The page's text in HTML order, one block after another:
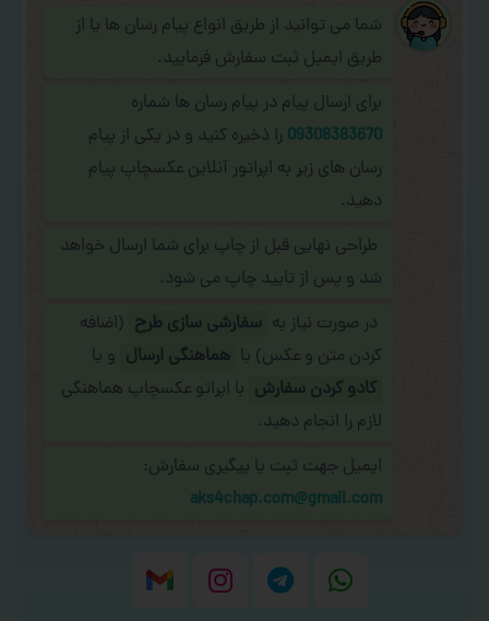
شما می توانید از طریق انواع پیام رسان ها یا از
طریق ایمیل ثبت سفارش فرمایید.
برای ارسال پیام در پیام رسان ها شماره
09308383670 را ذخیره کنید و در یکی از پیام
رسان های زیر به اپراتور آنلاین عکسچاپ پیام
دهید.
طراحی نهایی قبل از چاپ برای شما ارسال خواهد
شد و پس از تایید چاپ می شود.
در صورت نیاز به سفارشی سازی طرح (اضافه
کردن متن و عکس) یا هماهنگی ارسال و یا
کادو کردن سفارش با اپراتو عکسچاپ هماهنگی
لازم را انجام دهید.
ایمیل جهت ثبت یا پیگیری سفارش:
aks4chap.com@gmail.com